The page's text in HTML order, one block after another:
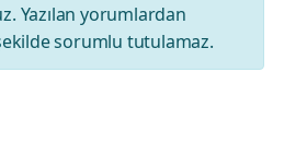
Yazılan yorumlardan
sorumlu tutulamaz.